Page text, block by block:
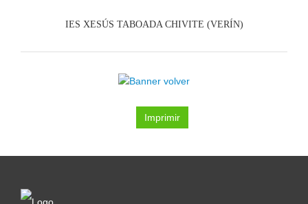
IES XESÚS TABOADA CHIVITE (VERÍN)
Imprimir